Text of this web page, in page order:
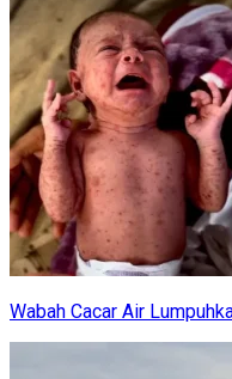
Wabah Cacar Air